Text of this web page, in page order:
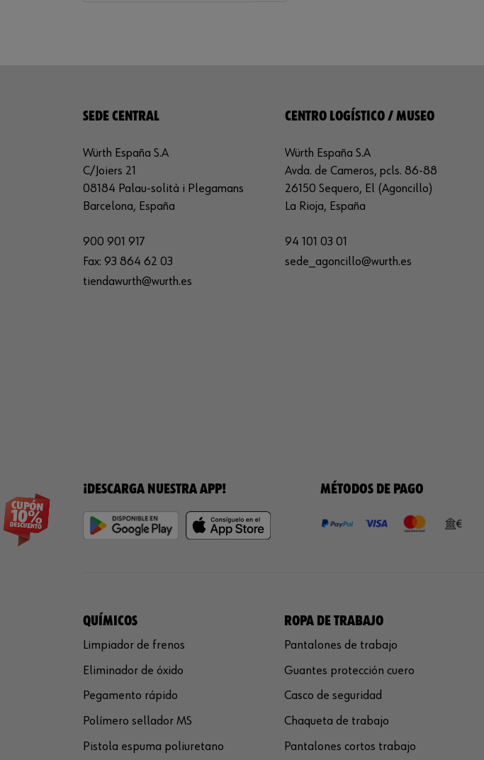
SEDE CENTRAL
Würth España S.A
C/Joiers 21
08184 Palau-solità i Plegamans
Barcelona, España
900 901 917
Fax: 93 864 62 03
tiendawurth@wurth.es
CENTRO LOGÍSTICO / MUSEO
Würth España S.A
Avda. de Cameros, pcls. 86-88
26150 Sequero, El (Agoncillo)
La Rioja, España
94 101 03 01
sede_agoncillo@wurth.es
¡DESCARGA NUESTRA APP! MÉTODOS DE PAGO
QUÍMICOS
Limpiador de frenos
Eliminador de óxido
Pegamento rápido
Polímero sellador MS
Pistola espuma poliuretano
ROPA DE TRABAJO
Pantalones de trabajo
Guantes protección cuero
Casco de seguridad
Chaqueta de trabajo
Pantalones cortos trabajo